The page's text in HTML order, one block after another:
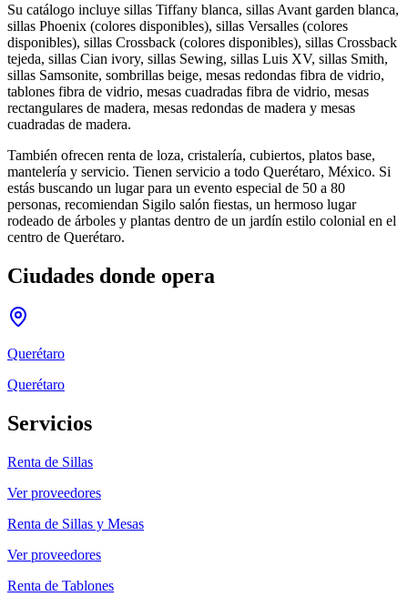
Su catálogo incluye sillas Tiffany blanca, sillas Avant garden blanca,
sillas Phoenix (colores disponibles), sillas Versalles (colores
disponibles), sillas Crossback (colores disponibles), sillas Crossback
tejeda, sillas Cian ivory, sillas Sewing, sillas Luis XV, sillas Smith,
sillas Samsonite, sombrillas beige, mesas redondas fibra de vidrio,
tablones fibra de vidrio, mesas cuadradas fibra de vidrio, mesas
rectangulares de madera, mesas redondas de madera y mesas
cuadradas de madera.
También ofrecen renta de loza, cristalería, cubiertos, platos base,
mantelería y servicio. Tienen servicio a todo Querétaro, México. Si
estás buscando un lugar para un evento especial de 50 a 80
personas, recomiendan Sigilo salón fiestas, un hermoso lugar
rodeado de árboles y plantas dentro de un jardín estilo colonial en el
centro de Querétaro.
Ciudades donde opera
Querétaro
Querétaro
Servicios
Renta de Sillas
Ver proveedores
Renta de Sillas y Mesas
Ver proveedores
Renta de Tablones